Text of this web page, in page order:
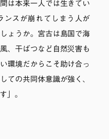
は本来一人では生きてい
ンスが崩れてしまう人が
ょうか。宮古は島国で海
、干ばつなど自然災害も
環境だからこそ助け合っ
ての共同体意識が強く、
」。